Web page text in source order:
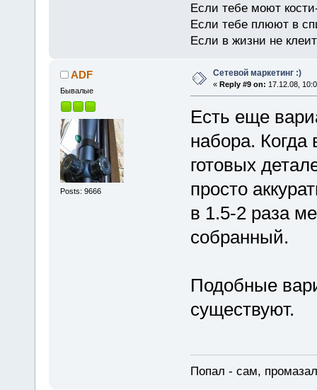
Если тебе моют
Если тебе плюют в
Если в жизни не
ADF
Бывалые
Posts: 9666
Сетевой маркетинг :)
« Reply #9 on: 17.12.08,
Есть еще
набора. Когда
готовых
просто
в 1.5-2 раза
собранный.
Подобные
существуют.
Попал - сам,